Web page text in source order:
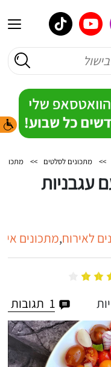
>> מתכונים לסלטים >> מתכון
עגבניות
לאירוח,מתכונים
1 תגובות